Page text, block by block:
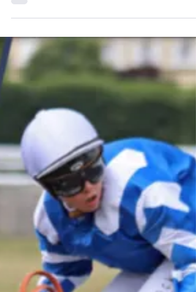
cavalier lors de nos Championnats de
France 🇫🇷✨ Chaque année, cette
opération permet à des propriétaires,
professionnels et passionnés des courses
d'associer leurs couleurs à un jeune
le temps d'un championnat. Pour ces
enfants, porter une casaque prestigieuse et
représenter les couleurs de leur parrain est
une source de fierté immense et un
qu'ils conservent souvent pen